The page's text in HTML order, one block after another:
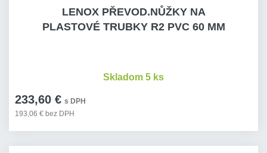
LENOX PŘEVOD.NŮŽKY NA
PLASTOVÉ TRUBKY R2 PVC 60 MM
233,60 € s DPH
193,06 € bez DPH
Skladom 5 ks